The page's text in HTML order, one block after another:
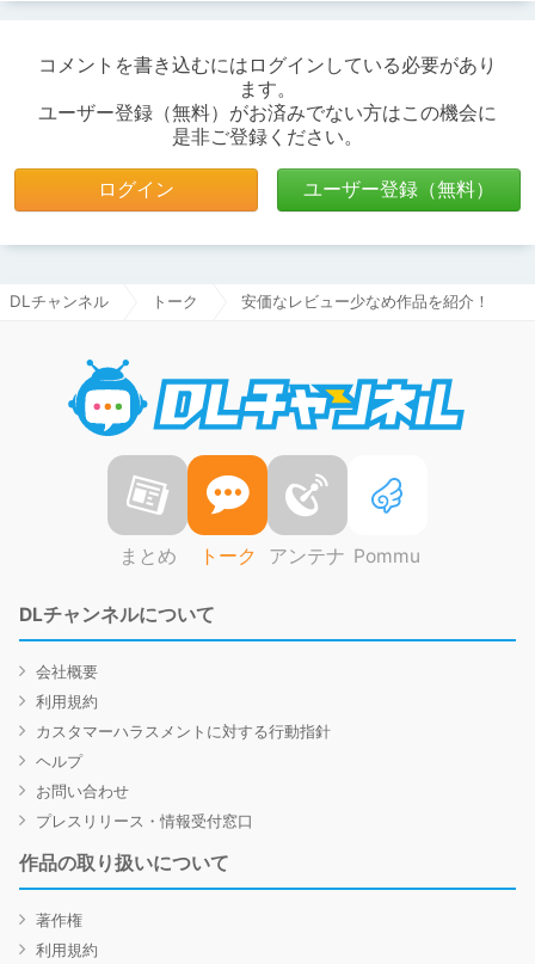
コメントを書き込むにはログインしている必要があり
ます。
ユーザー登録（無料）がお済みでない方はこの機会に
是非ご登録ください。
ログイン ユーザー登録（無料）
DLチャンネル トーク 安価なレビュー少なめ作品を紹介！
まとめ トーク アンテナ Pommu
DLチャンネルについて
会社概要
利用規約
カスタマーハラスメントに対する行動指針
ヘルプ
お問い合わせ
プレスリリース・情報受付窓口
作品の取り扱いについて
著作権
利用規約